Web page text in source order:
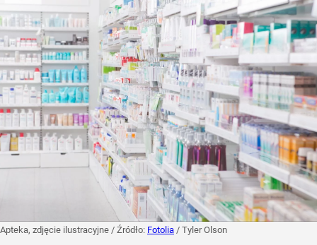
Apteka, zdjęcie ilustracyjne / Źródło: Fotolia / Tyler Olson